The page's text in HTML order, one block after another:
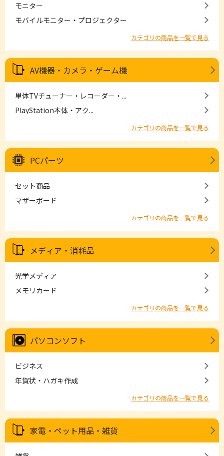
モニター
モバイルモニター・プロジェクター
カテゴリの商品を一覧で見る
AV機器・カメラ・ゲーム機
単体TVチューナー・レコーダー・...
PlayStation本体・アク...
カテゴリの商品を一覧で見る
PCパーツ
セット商品
マザーボード
カテゴリの商品を一覧で見る
メディア・消耗品
光学メディア
メモリカード
カテゴリの商品を一覧で見る
パソコンソフト
ビジネス
年賀状・ハガキ作成
カテゴリの商品を一覧で見る
家電・ペット用品・雑貨